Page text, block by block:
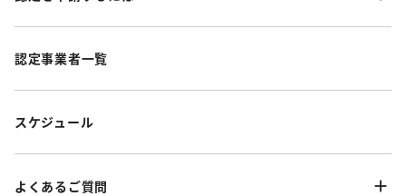
認定事業者一覧
スケジュール
よくあるご質問